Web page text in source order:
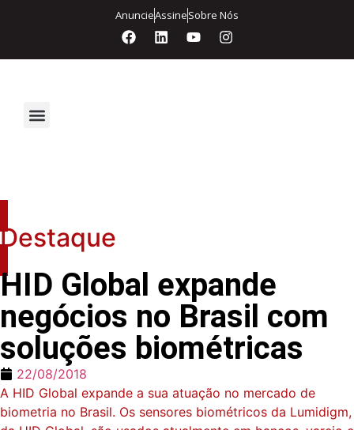
AnuncieAssineSobre Nós
Destaque
HID Global expande
negócios no Brasil com
soluções biométricas
22/08/2018
A HID Global expande a sua atuação no mercado de
biometria no Brasil. Os sensores biométricos da Lumidigm,